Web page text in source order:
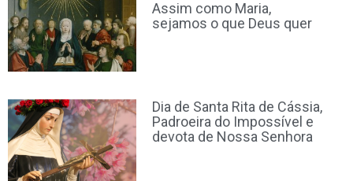
Assim como Maria,
sejamos o que Deus quer
Dia de Santa Rita de Cássia,
Padroeira do Impossível e
devota de Nossa Senhora